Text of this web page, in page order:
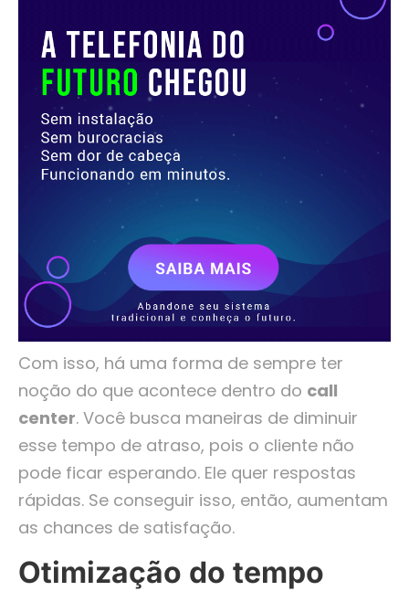
Com isso, há uma forma de sempre ter
noção do que acontece dentro do call
center. Você busca maneiras de diminuir
esse tempo de atraso, pois o cliente não
pode ficar esperando. Ele quer respostas
rápidas. Se conseguir isso, então, aumentam
as chances de satisfação.
Otimização do tempo